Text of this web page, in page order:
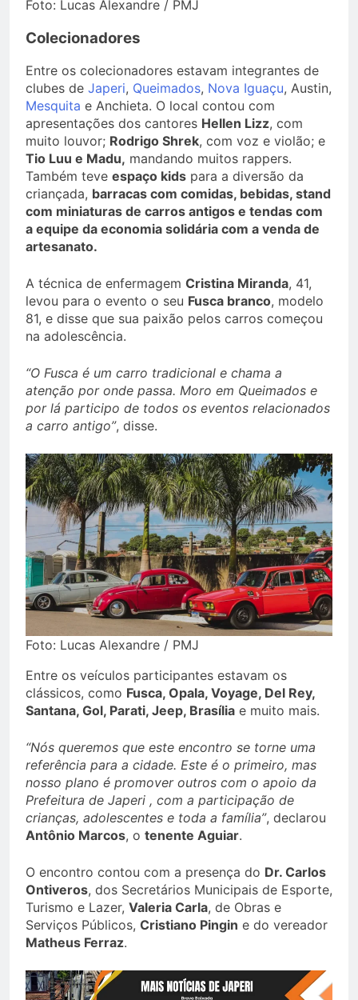
Foto: Lucas Alexandre / PMJ
Colecionadores
Entre os colecionadores estavam integrantes de
clubes de Japeri, Queimados, Nova Iguaçu, Austin,
Mesquita e Anchieta. O local contou com
apresentações dos cantores Hellen Lizz, com
muito louvor; Rodrigo Shrek, com voz e violão; e
Tio Luu e Madu, mandando muitos rappers.
Também teve espaço kids para a diversão da
criançada, barracas com comidas, bebidas, stand
com miniaturas de carros antigos e tendas com
a equipe da economia solidária com a venda de
artesanato.
A técnica de enfermagem Cristina Miranda, 41,
levou para o evento o seu Fusca branco, modelo
81, e disse que sua paixão pelos carros começou
na adolescência.
“O Fusca é um carro tradicional e chama a
atenção por onde passa. Moro em Queimados e
por lá participo de todos os eventos relacionados
a carro antigo”, disse.
Foto: Lucas Alexandre / PMJ
Entre os veículos participantes estavam os
clássicos, como Fusca, Opala, Voyage, Del Rey,
Santana, Gol, Parati, Jeep, Brasília e muito mais.
“Nós queremos que este encontro se torne uma
referência para a cidade. Este é o primeiro, mas
nosso plano é promover outros com o apoio da
Prefeitura de Japeri , com a participação de
crianças, adolescentes e toda a família”, declarou
Antônio Marcos, o tenente Aguiar.
O encontro contou com a presença do Dr. Carlos
Ontiveros, dos Secretários Municipais de Esporte,
Turismo e Lazer, Valeria Carla, de Obras e
Serviços Públicos, Cristiano Pingin e do vereador
Matheus Ferraz.